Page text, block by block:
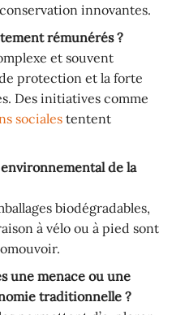
innovantes.
rémunérés ?
et souvent
protection et la forte
Des initiatives comme
socialestentent
de la
biodégradables,
à vélo ou à pied sont
une menace ou une
traditionnelle ?